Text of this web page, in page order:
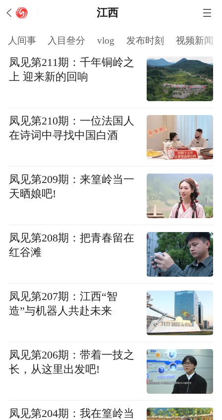
江西
人间事 入目叄分 vlog 发布时刻 视频新闻
凤见第211期：千年铜岭之
上 迎来新的回响
凤见第210期：一位法国人
在诗词中寻找中国白酒
凤见第209期：来篁岭当一
天晒娘吧!
凤见第208期：把青春留在
红谷滩
凤见第207期：江西“智
造”与机器人共赴未来
凤见第206期：带着一技之
长，从这里出发吧!
凤见第204期：我在篁岭当